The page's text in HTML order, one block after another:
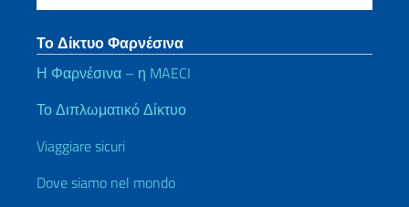
Το Δίκτυο Φαρνέσινα
Η Φαρνέσινα – η MAECI
Το Διπλωματικό Δίκτυο
Viaggiare sicuri
Dove siamo nel mondo